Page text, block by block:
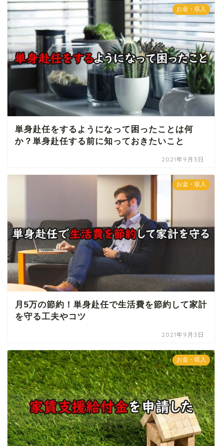
お金・収入
単身赴任をするようになって困ったことは何
か？単身赴任する前に知っておきたいこと
2021年9月3日
お金・収入
月5万の節約！単身赴任で生活費を節約して家計
を守る工夫やコツ
2021年9月3日
お金・収入